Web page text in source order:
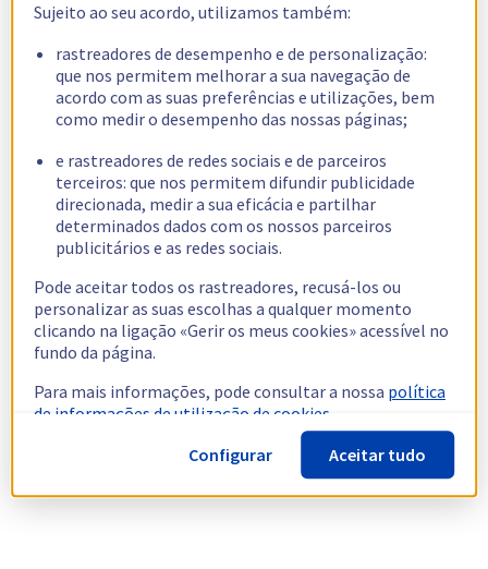
Sujeito ao seu acordo, utilizamos também:
rastreadores de desempenho e de personalização:
que nos permitem melhorar a sua navegação de
acordo com as suas preferências e utilizações, bem
como medir o desempenho das nossas páginas;
e rastreadores de redes sociais e de parceiros
terceiros: que nos permitem difundir publicidade
direcionada, medir a sua eficácia e partilhar
determinados dados com os nossos parceiros
publicitários e as redes sociais.
Pode aceitar todos os rastreadores, recusá-los ou
personalizar as suas escolhas a qualquer momento
clicando na ligação «Gerir os meus cookies» acessível no
fundo da página.
Para mais informações, pode consultar a nossa política
de informações de utilização de cookies.
Configurar
Aceitar tudo